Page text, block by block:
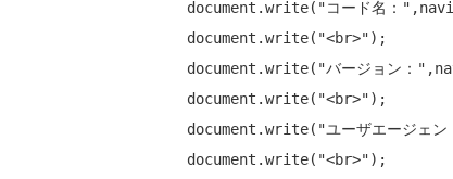
document.write( "コード名："
document.write( "<br>");
document.write( "バージョン："
document.write( "<br>");
document.write( "ユーザエージェン
document.write( "<br>");